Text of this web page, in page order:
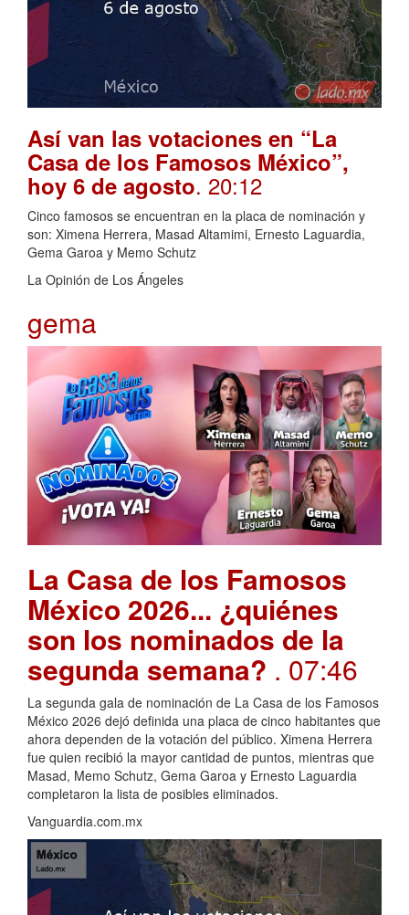
Así van las votaciones en “La
Casa de los Famosos México”,
hoy 6 de agosto. 20:12
Cinco famosos se encuentran en la placa de nominación y
son: Ximena Herrera, Masad Altamimi, Ernesto Laguardia,
Gema Garoa y Memo Schutz
La Opinión de Los Ángeles
gema
La Casa de los Famosos
México 2026... ¿quiénes
son los nominados de la
segunda semana? . 07:46
La segunda gala de nominación de La Casa de los Famosos
México 2026 dejó definida una placa de cinco habitantes que
ahora dependen de la votación del público. Ximena Herrera
fue quien recibió la mayor cantidad de puntos, mientras que
Masad, Memo Schutz, Gema Garoa y Ernesto Laguardia
completaron la lista de posibles eliminados.
Vanguardia.com.mx